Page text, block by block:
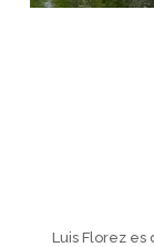
Luis Florez